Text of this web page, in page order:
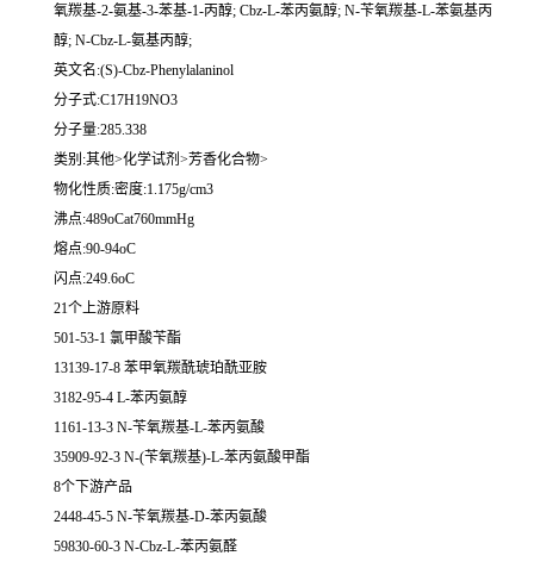
氧羰基-2-氨基-3-苯基-1-丙醇; Cbz-L-苯丙氨醇; N-苄氧羰基-L-苯氨基丙
醇; N-Cbz-L-氨基丙醇;
英文名:(S)-Cbz-Phenylalaninol
分子式:C17H19NO3
分子量:285.338
类别:其他>化学试剂>芳香化合物>
物化性质:密度:1.175g/cm3
沸点:489oCat760mmHg
熔点:90-94oC
闪点:249.6oC
21个上游原料
501-53-1 氯甲酸苄酯
13139-17-8 苯甲氧羰酰琥珀酰亚胺
3182-95-4 L-苯丙氨醇
1161-13-3 N-苄氧羰基-L-苯丙氨酸
35909-92-3 N-(苄氧羰基)-L-苯丙氨酸甲酯
8个下游产品
2448-45-5 N-苄氧羰基-D-苯丙氨酸
59830-60-3 N-Cbz-L-苯丙氨醛